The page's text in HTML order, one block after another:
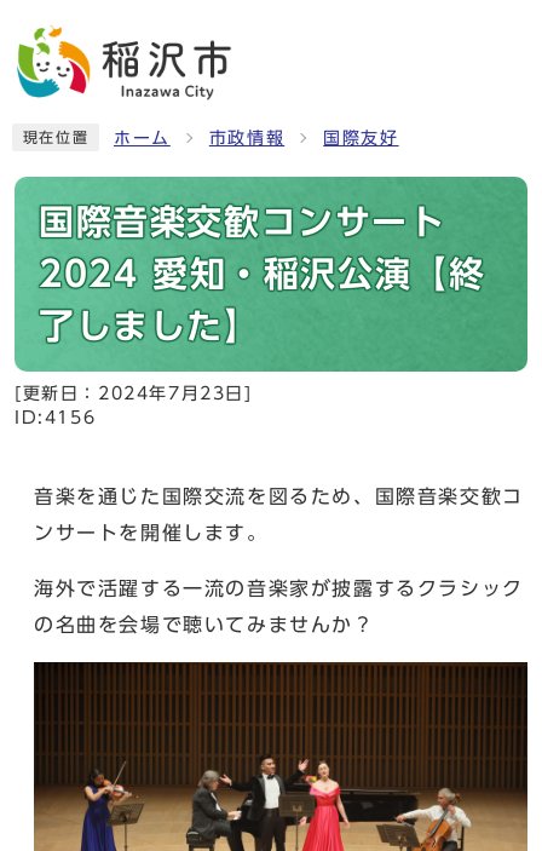
現在位置 ホーム 市政情報 国際友好
国際音楽交歓コンサート
2024 愛知・稲沢公演【終
了しました】
[更新日： 2024年7月23日
ID:4156
音楽を通じた国際交流を図るため、国際音楽交歓コ
ンサートを開催します。
海外で活躍する一流の音楽家が披露するクラシック
の名曲を会場で聴いてみませんか？